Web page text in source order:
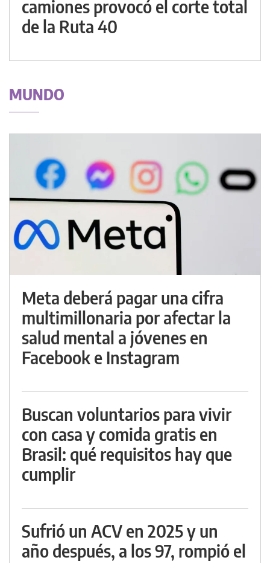
camiones provocó el corte total
de la Ruta 40
MUNDO
Meta deberá pagar una cifra
multimillonaria por afectar la
salud mental a jóvenes en
Facebook e Instagram
Buscan voluntarios para vivir
con casa y comida gratis en
Brasil: qué requisitos hay que
cumplir
Sufrió un ACV en 2025 y un
año después, a los 97, rompió el